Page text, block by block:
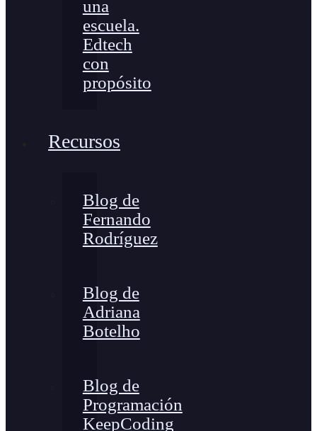
una
escuela.
Edtech
con
propósito
Recursos
Blog de
Fernando
Rodríguez
Blog de
Adriana
Botelho
Blog de
Programación
KeepCoding